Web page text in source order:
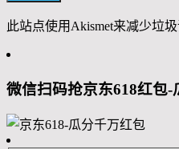
此站点使用Akismet来减少垃圾
微信扫码抢京东618红包-